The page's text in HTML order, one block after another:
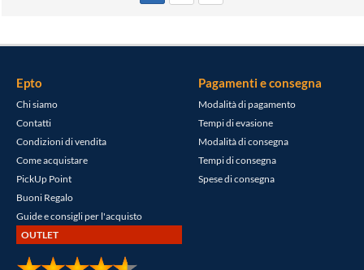
Epto
Chi siamo
Contatti
Condizioni di vendita
Come acquistare
PickUp Point
Buoni Regalo
Guide e consigli per l'acquisto
OUTLET
Pagamenti e consegna
Modalità di pagamento
Tempi di evasione
Modalità di consegna
Tempi di consegna
Spese di consegna